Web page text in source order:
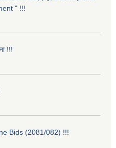
" !!!
!!!
Bids (2081/082) !!!